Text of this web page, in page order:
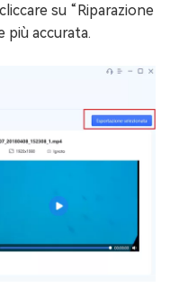
su “Riparazione
più accurata.